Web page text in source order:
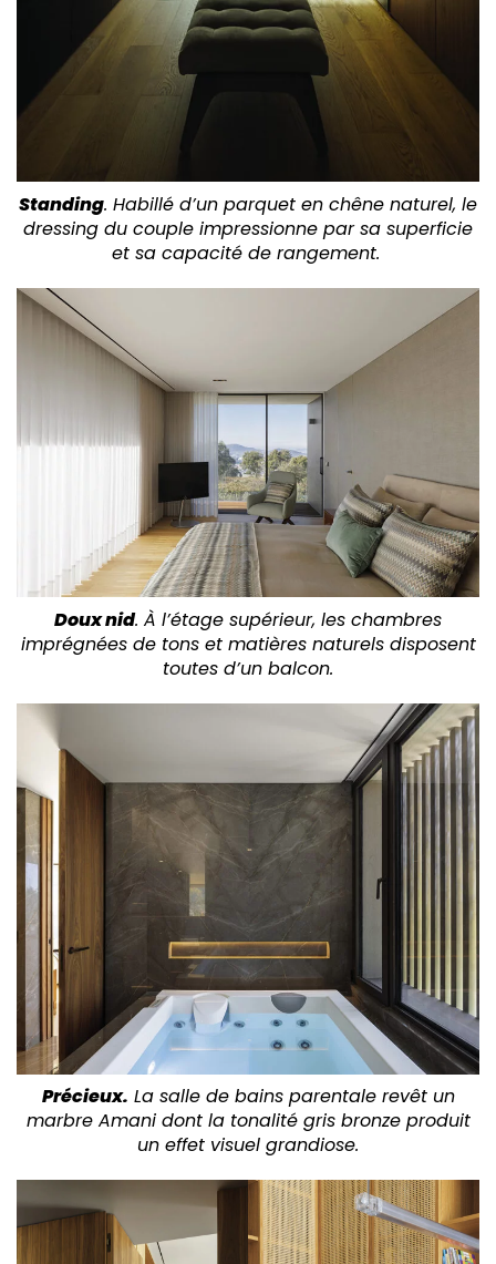
Standing. Habillé d’un parquet en chêne naturel, le
dressing du couple impressionne par sa superficie
et sa capacité de rangement.
Doux nid. À l’étage supérieur, les chambres
imprégnées de tons et matières naturels disposent
toutes d’un balcon.
Précieux. La salle de bains parentale revêt un
marbre Amani dont la tonalité gris bronze produit
un effet visuel grandiose.